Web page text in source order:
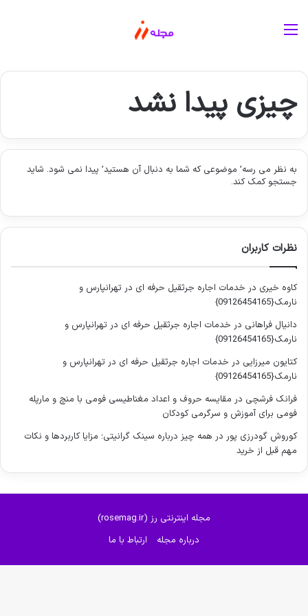
چیزی پیدا نشد
به نظر می رسه’ موضوعی که شما به دنبال آن هستید’ پیدا نمی شود. شاید
جستجو کمک کند.
نظرات کاربران
کاوه خیری در خدمات اجاره جرثقیل حرفه ای در تهرانپارس و
نارمک{09126454165}
دانیال فراهانی در خدمات اجاره جرثقیل حرفه ای در تهرانپارس و
نارمک{09126454165}
کتایون میرزایی در خدمات اجاره جرثقیل حرفه ای در تهرانپارس و
نارمک{09126454165}
فرانک فرشچی در مقایسه حروف و اعداد مغناطیسی فومی با منچ و مارپله
فومی برای آموزش و سرگرمی کودکان
کوروش گودرزی پور در همه چیز درباره سینک گرانیتی؛ مزایا کاربردها و نکات
مهم قبل از خرید
مجله اینترنتی رز (rosemag.ir)
درباره مجله
ارتباط با ما